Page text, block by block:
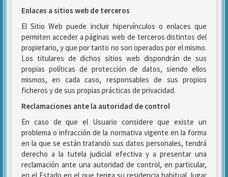
Enlaces a sitios web de terceros
El Sitio Web puede incluir hipervínculos o enlaces que
permiten acceder a páginas web de terceros distintos del
propietario, y que por tanto no son operados por el mismo.
Los titulares de dichos sitios web dispondrán de sus
propias políticas de protección de datos, siendo ellos
mismos, en cada caso, responsables de sus propios
ficheros y de sus propias prácticas de privacidad.
Reclamaciones ante la autoridad de control
En caso de que el Usuario considere que existe un
problema o infracción de la normativa vigente en la forma
en la que se están tratando sus datos personales, tendrá
derecho a la tutela judicial efectiva y a presentar una
reclamación ante una autoridad de control, en particular,